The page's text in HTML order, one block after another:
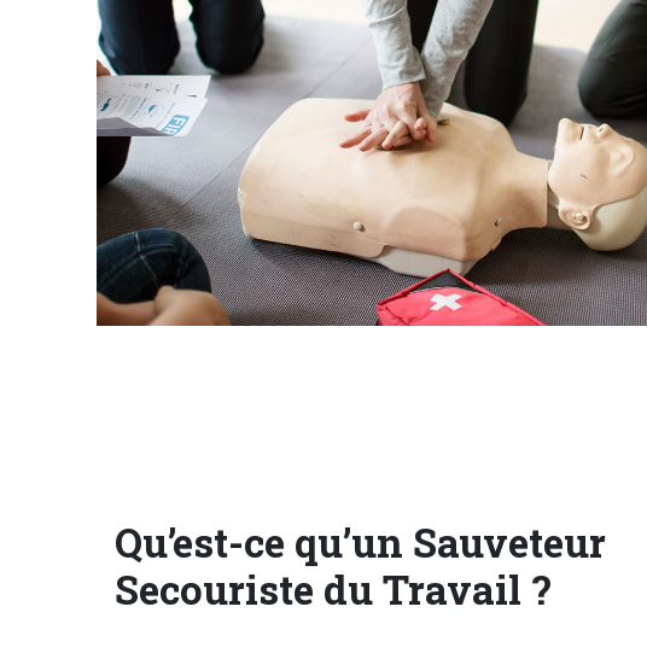
NOTRE
ACTUALITÉ
VENEZ
TRAVAILLER
MFR
CONTACTER
ESPACE
Qu’est-ce qu’un Sauveteur
Secouriste du Travail ?